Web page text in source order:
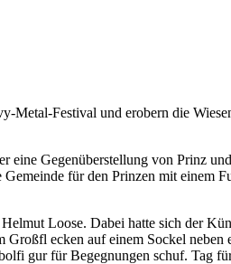
Metal-Festival und erobern die
eine Gegenüberstellung von Prinz
für den Prinzen mit einem
Loose. Dabei hatte sich der
ecken auf einem Sockel neben
gur für Begegnungen schuf. Tag